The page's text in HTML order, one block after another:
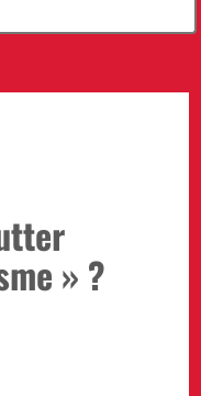
» ?